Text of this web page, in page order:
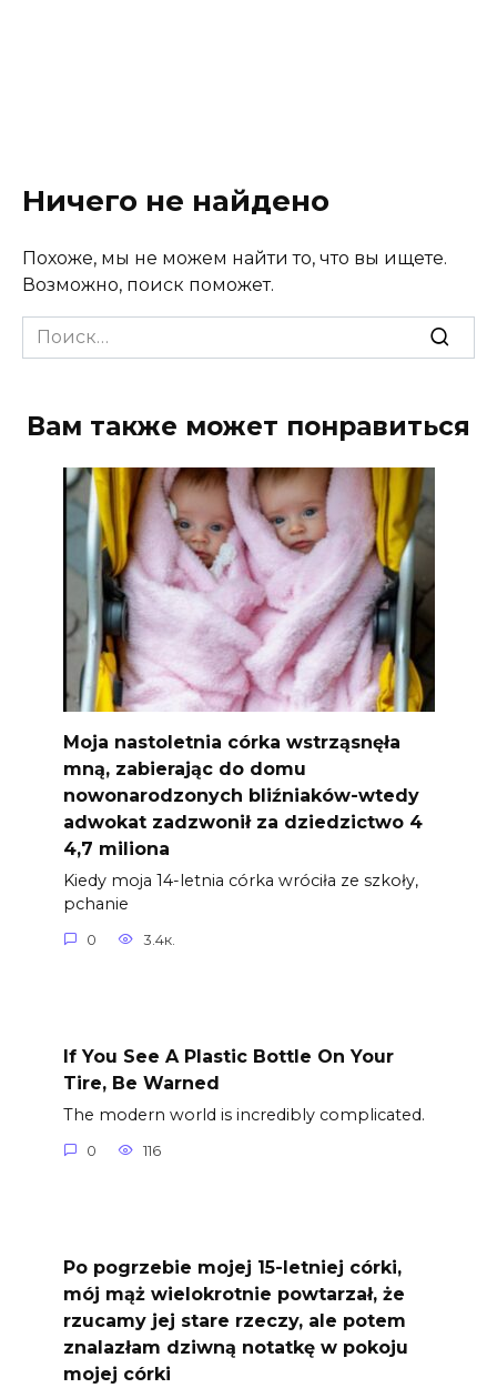
Ничего не найдено
Похоже, мы не можем найти то, что вы ищете.
Возможно, поиск поможет.
Search
for:
Вам также может понравиться
Moja nastoletnia córka wstrząsnęła
mną, zabierając do domu
nowonarodzonych bliźniaków-wtedy
adwokat zadzwonił za dziedzictwo 4
4,7 miliona
Kiedy moja 14-letnia córka wróciła ze szkoły,
pchanie
0 3.4к.
If You See A Plastic Bottle On Your
Tire, Be Warned
The modern world is incredibly complicated.
0 116
Po pogrzebie mojej 15-letniej córki,
mój mąż wielokrotnie powtarzał, że
rzucamy jej stare rzeczy, ale potem
znalazłam dziwną notatkę w pokoju
mojej córki